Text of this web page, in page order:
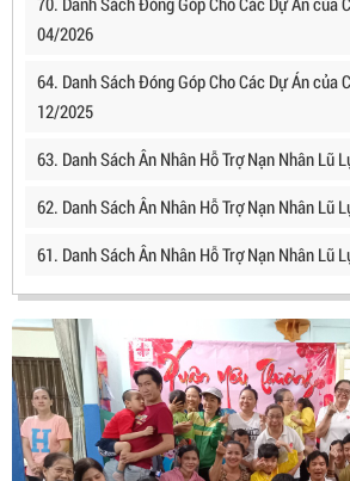
04/2026
64. Danh Sách Đóng Góp Cho Các Dự Án của
12/2025
63. Danh Sách Ân Nhân Hỗ Trợ Nạn Nhân Lũ
62. Danh Sách Ân Nhân Hỗ Trợ Nạn Nhân Lũ
61. Danh Sách Ân Nhân Hỗ Trợ Nạn Nhân Lũ